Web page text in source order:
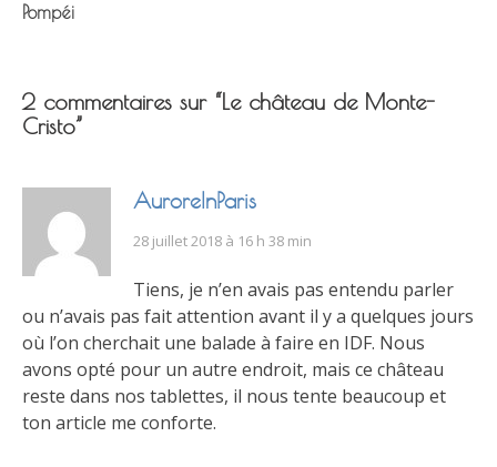
Pompéi
2 commentaires sur “Le château de Monte-
Cristo”
AuroreInParis
28 juillet 2018 à 16 h 38 min
Tiens, je n’en avais pas entendu parler
ou n’avais pas fait attention avant il y a quelques jours
où l’on cherchait une balade à faire en IDF. Nous
avons opté pour un autre endroit, mais ce château
reste dans nos tablettes, il nous tente beaucoup et
ton article me conforte.